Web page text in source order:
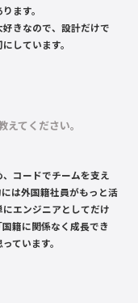
ます。
きなので、設計だけで
しています。
てください。
コードでチームを支え
は外国籍社員がもっと活
エンジニアとしてだけ
籍に関係なく成長でき
ています。